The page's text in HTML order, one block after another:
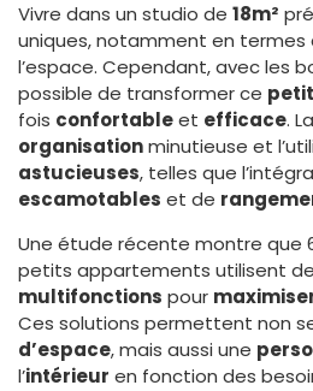
Vivre dans un studio de 18m²
uniques, notamment en termes
l’espace. Cependant, avec les
possible de transformer ce
fois confortableet efficace.
organisationminutieuse et
astucieuses, telles que
escamotables et de
Une étude récente montre que
petits appartements utilisent
multifonctions pour
Ces solutions permettent non
d’espace, mais aussi une
l’intérieur en fonction des